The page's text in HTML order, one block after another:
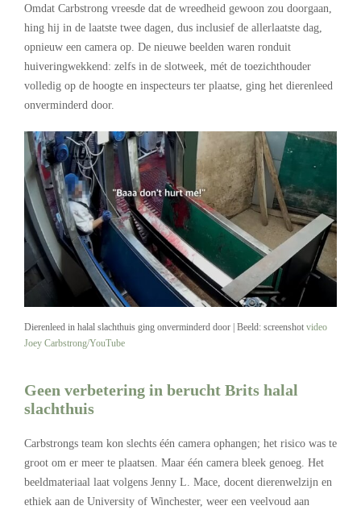
Omdat Carbstrong vreesde dat de wreedheid gewoon zou doorgaan,
hing hij in de laatste twee dagen, dus inclusief de allerlaatste dag,
opnieuw een camera op. De nieuwe beelden waren ronduit
huiveringwekkend: zelfs in de slotweek, mét de toezichthouder
volledig op de hoogte en inspecteurs ter plaatse, ging het dierenleed
onverminderd door.
Dierenleed in halal slachthuis ging onverminderd door | Beeld: screenshot video
Joey Carbstrong/YouTube
Geen verbetering in berucht Brits halal
slachthuis
Carbstrongs team kon slechts één camera ophangen; het risico was te
groot om er meer te plaatsen. Maar één camera bleek genoeg. Het
beeldmateriaal laat volgens Jenny L. Mace, docent dierenwelzijn en
ethiek aan de University of Winchester, weer een veelvoud aan